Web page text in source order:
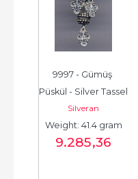
9997 - Gümüş
Püskül - Silver Tassel
الخرزة الفضية...
Silveran
Weight: 41.4 gram
9.285,36